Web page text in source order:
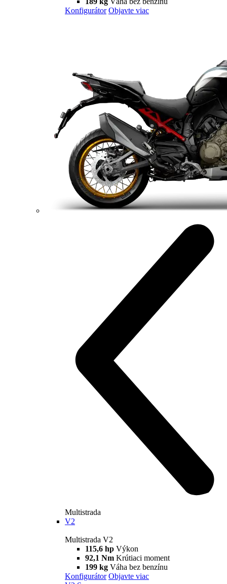
120 HP Výkon
93,3 Nm Krútiaci moment
93,3 Nm
175 kg Váha bez benzínu
Konfigurátor Objavte viac
Streetfighter V4
214 hp
Výkon
120 Nm Krútiaci moment
191 kg Váha bez benzínu
Konfigurátor Objavte viac
new V4 S
Streetfighter V4 S
214 hp Výkon
120 Nm Krútiaci moment
189 kg Váha bez benzínu